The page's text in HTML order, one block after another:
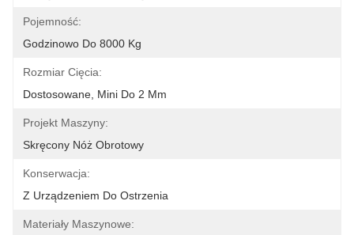
Pojemność:
Godzinowo Do 8000 Kg
Rozmiar Cięcia:
Dostosowane, Mini Do 2 Mm
Projekt Maszyny:
Skręcony Nóż Obrotowy
Konserwacja:
Z Urządzeniem Do Ostrzenia
Materiały Maszynowe: